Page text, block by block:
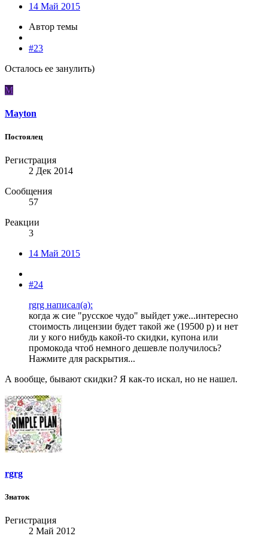
14 Май 2015
Автор темы
#23
Осталось ее занулить)
M
Mayton
Постоялец
Регистрация
2 Дек 2014
Сообщения
57
Реакции
3
14 Май 2015
#24
rgrg написал(а):
когда ж сие "русское чудо" выйдет уже...интересно
стоимость лицензии будет такой же (19500 р) и нет
ли у кого нибудь какой-то скидки, купона или
промокода чтоб немного дешевле получилось?
Нажмите для раскрытия...
А вообще, бывают скидки? Я как-то искал, но не нашел.
rgrg
Знаток
Регистрация
2 Май 2012